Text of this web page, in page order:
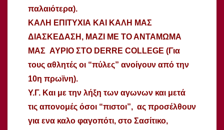
παλαιότερα).
ΚΑΛΗ ΕΠΙΤΥΧΙΑ ΚΑΙ ΚΑΛΗ ΜΑΣ
ΔΙΑΣΚΕΔΑΣΗ, ΜΑΖΙ ΜΕ ΤΟ ΑΝΤΑΜΩΜΑ
ΜΑΣ ΑΥΡΙΟ ΣΤΟ DERRE COLLEGE (Για
τους αθλητές οι “πύλες” ανοίγουν από την
10η πρωϊνη).
Υ.Γ. Και με την λήξη των αγωνων και μετά
τις απονομές όσοι “πιστοι”, ας προσέλθουν
για ενα καλο φαγοπότι, στο Σασίτικο,